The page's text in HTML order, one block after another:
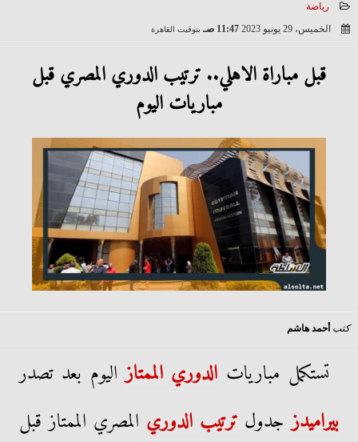
رياضة
الخميس، 29 يونيو 2023
11:47 صـ بتوقيت القاهرة
قبل مباراة الاهلي.. ترتيب الدوري المصري قبل
مباريات اليوم
كتب أحمد هاشم
تستكمل مباريات الدوري الممتازاليوم بعد تصدر
بيراميدزجدول ترتيب الدوري المصري الممتاز قبل